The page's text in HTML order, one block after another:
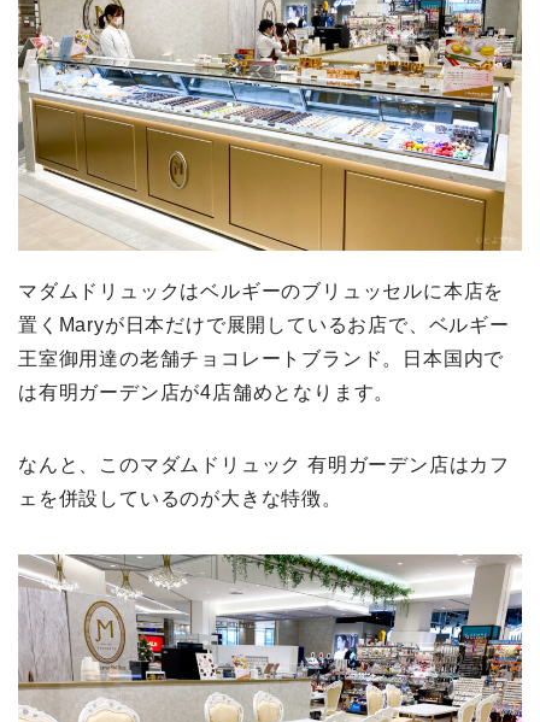
マダムドリュックはベルギーのブリュッセルに本店を
置くMaryが日本だけで展開しているお店で、ベルギー
王室御用達の老舗チョコレートブランド。日本国内で
は有明ガーデン店が4店舗めとなります。
なんと、このマダムドリュック 有明ガーデン店はカフ
ェを併設しているのが大きな特徴。